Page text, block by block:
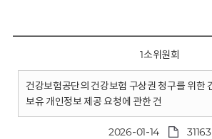
1소위원회
건강보험공단의 건강보험 구상권 청구를 위한
보유 개인정보 제공 요청에 관한 건
2026-01-14 31163